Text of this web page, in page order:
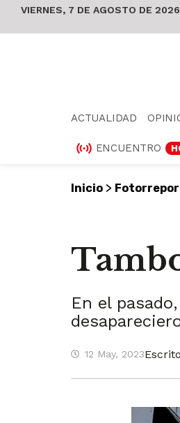
VIERNES, 7 DE AGOSTO DE 2026
ACTUALIDAD
ENCUENTRO
Inicio >
En el
12 May, 2023